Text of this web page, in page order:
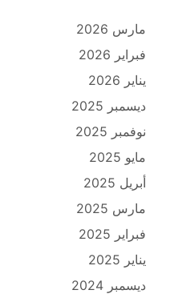
مارس 2026
فبراير 2026
يناير 2026
ديسمبر 2025
نوفمبر 2025
مايو 2025
أبريل 2025
مارس 2025
فبراير 2025
يناير 2025
ديسمبر 2024